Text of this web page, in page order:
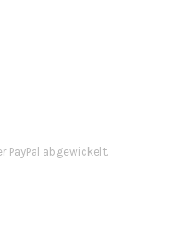
PayPal abgewickelt.